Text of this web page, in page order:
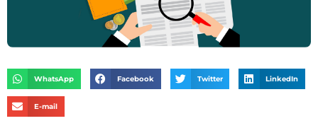
WhatsApp Facebook Twitter LinkedIn
E-mail